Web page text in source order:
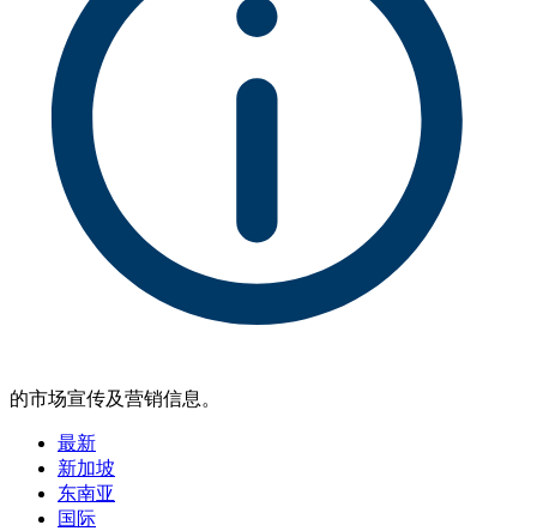
的市场宣传及营销信息。
最新
新加坡
东南亚
国际